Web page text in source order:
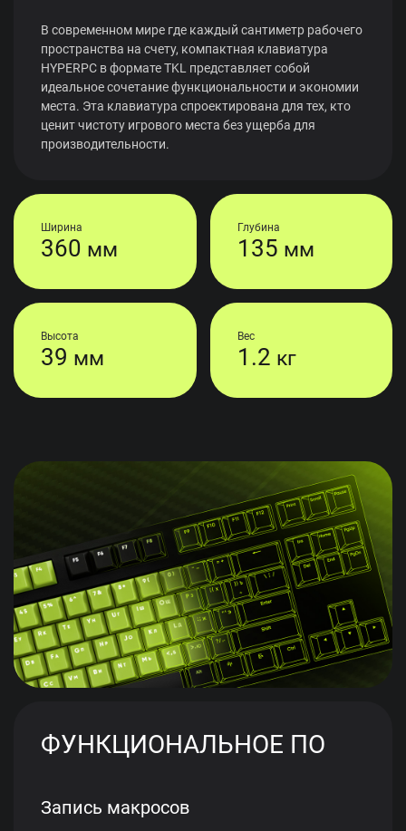
В современном мире где каждый сантиметр рабочего
пространства на счету, компактная клавиатура
HYPERPC в формате TKL представляет собой
идеальное сочетание функциональности и экономии
места. Эта клавиатура спроектирована для тех, кто
ценит чистоту игрового места без ущерба для
производительности.
Ширина
360 мм
Глубина
135 мм
Высота
39 мм
Вес
1.2 кг
ФУНКЦИОНАЛЬНОЕ ПО
Запись макросов